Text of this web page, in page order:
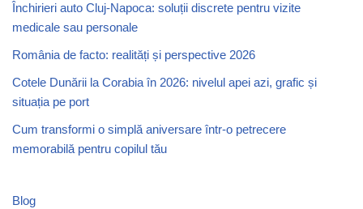
Închirieri auto Cluj-Napoca: soluții discrete pentru vizite
medicale sau personale
România de facto: realități și perspective 2026
Cotele Dunării la Corabia în 2026: nivelul apei azi, grafic și
situația pe port
Cum transformi o simplă aniversare într-o petrecere
memorabilă pentru copilul tău
Blog